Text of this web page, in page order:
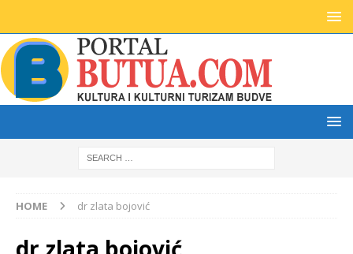
HOME dr zlata bojović